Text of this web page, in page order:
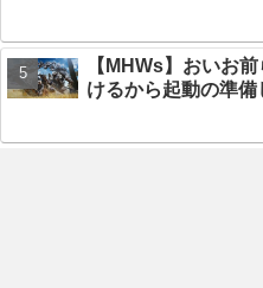
【MHWs】おいお
けるから起動の準